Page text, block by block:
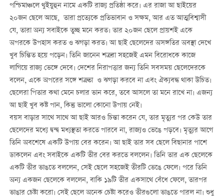
পশ্চিমাঞ্চলে থুইয়ুহুন নামে একটি রাজ্য প্রতিষ্ঠা করে। এর রাজা আ ছাইয়ের
২০জন ছেলে আছে, তারা প্রত্যেকে প্রতিভাবান ও সক্ষম, আর এত আত্মবিশ্বাসী
যে, তারা অন্য সবাইকে তুচ্ছ মনে করত। তার ২০জন ছেলে প্রায়শই একে
অপরকে উপহাস করত ও ঝগড়া করত। আ ছাই ছেলেদের অসঙ্গতির অবস্থা দেখে
খুব চিন্তিত হয়ে পড়েন। তিনি জানেন শত্রুরা সহজেই এমন বিরোধকে কাজে
লাগিয়ে রাজ্য ভেঙ্গে দেবে। দেশের নিরাপত্তার জন্য তিনি সবসময় ছেলেদেরকে
বলেন, একে অপরের সঙ্গে শত্রুতা ও ঝগড়া করবে না এবং ঐক্যবদ্ধ থাকা উচিত।
ছেলেরা পিতার কথা মেনে চলার ভান করে, তবে আসলে তা মনে রাখে না। এজন্য
আ ছাই খুব কষ্ট পান, কিন্তু ভালো কোনো উপায় নেই।
বয়স বাড়ার সাথে সাথে আ ছাই আরও চিন্তা করেন যে, তার মৃত্যুর পর কেউ তার
ছেলেদের মধ্যে দ্বন্দ্ব মধ্যস্থতা করতে পারবে না, রাজ্যও ভেঙে পড়বে। মৃত্যুর আগে
তিনি অবশেষে একটি উপায় বের করেন। আ ছাই তার সব ছেলে বিছানার পাশে
ডাকলেন এবং সবাইকে একটি তীর বের করতে বললেন। তিনি তার এক ছেলেকে
একটি তীর ভাঙতে বললেন, সেই ছেলে সহজেই তীরটি ভেঙে ফেলে। পরে তিনি
অন্য একজন ছেলেকে বললেন, বাকি ১৯টি তীর একসাথে বেঁধে ফেলে, তারপর
ভাঙার চেষ্টা করো। সেই ছেলে অনেক চেষ্টা করেও তীরগুলো ভাঙতে পারল না। শুধু